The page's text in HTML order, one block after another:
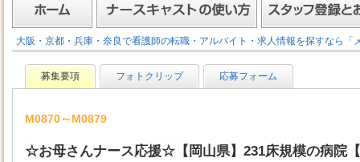
ホーム ナースキャストの使い方 スタッフ登録とお仕
大阪・京都・兵庫・奈良で看護師の転職・アルバイト・求人情報を探すなら「
募集要項 フォトクリップ 応募フォーム
M0870～M0879
☆お母さんナース応援☆【岡山県】231床規模の病院